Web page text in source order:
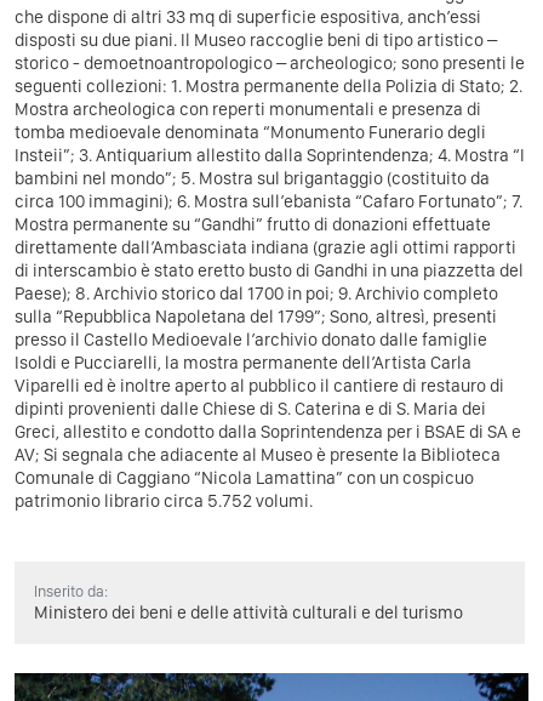
che dispone di altri 33 mq di superficie espositiva, anch’essi
disposti su due piani. Il Museo raccoglie beni di tipo artistico –
storico - demoetnoantropologico – archeologico; sono presenti le
seguenti collezioni: 1. Mostra permanente della Polizia di Stato; 2.
Mostra archeologica con reperti monumentali e presenza di
tomba medioevale denominata “Monumento Funerario degli
Insteii”; 3. Antiquarium allestito dalla Soprintendenza; 4. Mostra “I
bambini nel mondo”; 5. Mostra sul brigantaggio (costituito da
circa 100 immagini); 6. Mostra sull’ebanista “Cafaro Fortunato”; 7.
Mostra permanente su “Gandhi” frutto di donazioni effettuate
direttamente dall’Ambasciata indiana (grazie agli ottimi rapporti
di interscambio è stato eretto busto di Gandhi in una piazzetta del
Paese); 8. Archivio storico dal 1700 in poi; 9. Archivio completo
sulla “Repubblica Napoletana del 1799”; Sono, altresì, presenti
presso il Castello Medioevale l’archivio donato dalle famiglie
Isoldi e Pucciarelli, la mostra permanente dell’Artista Carla
Viparelli ed è inoltre aperto al pubblico il cantiere di restauro di
dipinti provenienti dalle Chiese di S. Caterina e di S. Maria dei
Greci, allestito e condotto dalla Soprintendenza per i BSAE di SA e
AV; Si segnala che adiacente al Museo è presente la Biblioteca
Comunale di Caggiano “Nicola Lamattina” con un cospicuo
patrimonio librario circa 5.752 volumi.
Inserito da:
Ministero dei beni e delle attività culturali e del turismo